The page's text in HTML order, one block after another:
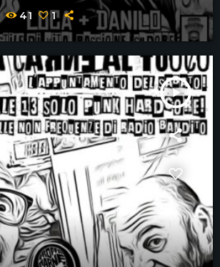
41 1
play_arrow